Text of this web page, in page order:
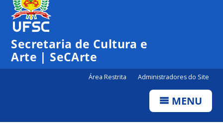
Secretaria de Cultura e
Arte | SeCArte
Área Restrita Administradores do Site
MENU
0:00
1:00